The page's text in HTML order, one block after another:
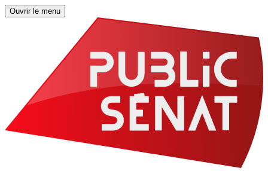
Ouvrir le menu